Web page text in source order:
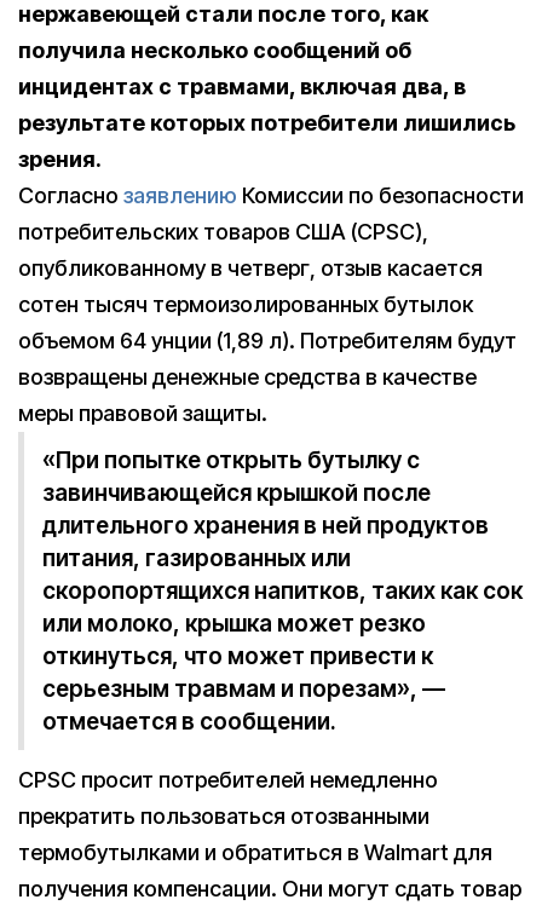
нержавеющей стали после того, как
получила несколько сообщений об
инцидентах с травмами, включая два, в
результате которых потребители лишились
зрения.
Согласно заявлению Комиссии по безопасности
потребительских товаров США (CPSC),
опубликованному в четверг, отзыв касается
сотен тысяч термоизолированных бутылок
объемом 64 унции (1,89 л). Потребителям будут
возвращены денежные средства в качестве
меры правовой защиты.
«При попытке открыть бутылку с
завинчивающейся крышкой после
длительного хранения в ней продуктов
питания, газированных или
скоропортящихся напитков, таких как сок
или молоко, крышка может резко
откинуться, что может привести к
серьезным травмам и порезам», —
отмечается в сообщении.
CPSC просит потребителей немедленно
прекратить пользоваться отозванными
термобутылками и обратиться в Walmart для
получения компенсации. Они могут сдать товар